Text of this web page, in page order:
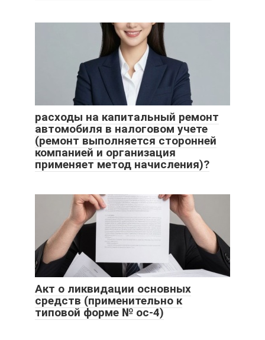
расходы на капитальный ремонт
автомобиля в налоговом учете
(ремонт выполняется сторонней
компанией и организация
применяет метод начисления)?
Акт о ликвидации основных
средств (применительно к
типовой форме № ос-4)